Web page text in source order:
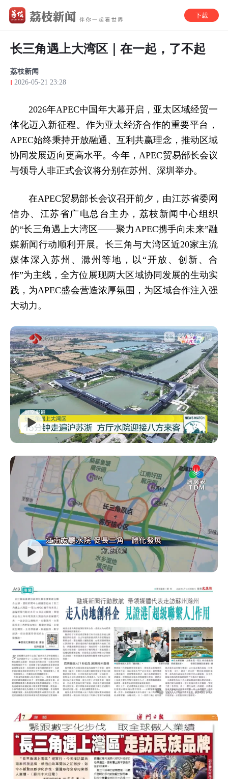
长三角遇上大湾区｜在一起，了不起
荔枝新闻
2026-05-21 23:28
2026年APEC中国年大幕开启，亚太区域经贸一
体化迈入新征程。作为亚太经济合作的重要平台，
APEC始终秉持开放融通、互利共赢理念，推动区域
协同发展迈向更高水平。今年，APEC贸易部长会议
与领导人非正式会议将分别在苏州、深圳举办。
在APEC贸易部长会议召开前夕，由江苏省委网
信办、江苏省广电总台主办，荔枝新闻中心组织
的“长三角遇上大湾区——聚力APEC携手向未来”融
媒新闻行动顺利开展。长三角与大湾区近20家主流
媒体深入苏州、滁州等地，以“开放、创新、合
作”为主线，全方位展现两大区域协同发展的生动实
践，为APEC盛会营造浓厚氛围，为区域合作注入强
大动力。